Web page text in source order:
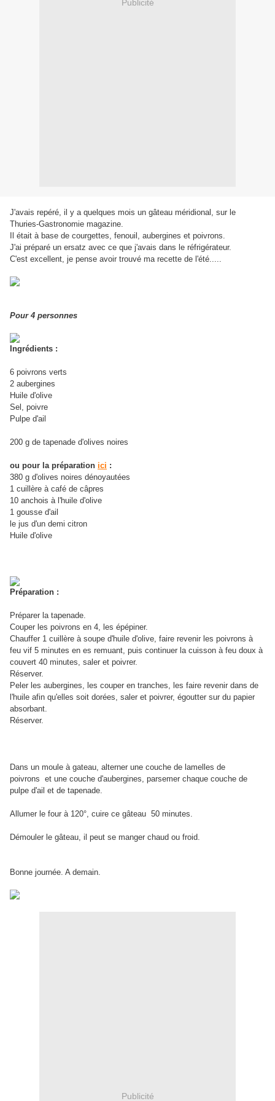
Publicité
J'avais repéré, il y a quelques mois un gâteau méridional, sur le
Thuries-Gastronomie magazine.
Il était à base de courgettes, fenouil, aubergines et poivrons.
J'ai préparé un ersatz avec ce que j'avais dans le réfrigérateur.
C'est excellent, je pense avoir trouvé ma recette de l'été.....
Pour 4 personnes
Ingrédients :
6 poivrons verts
2 aubergines
Huile d'olive
Sel, poivre
Pulpe d'ail
200 g de tapenade d'olives noires
ou pour la préparation ici :
380 g d'olives noires dénoyautées
1 cuillère à café de câpres
10 anchois à l'huile d'olive
1 gousse d'ail
le jus d'un demi citron
Huile d'olive
Préparation :
Préparer la tapenade.
Couper les poivrons en 4, les épépiner.
Chauffer 1 cuillère à soupe d'huile d'olive, faire revenir les poivrons à
feu vif 5 minutes en es remuant, puis continuer la cuisson à feu doux à
couvert 40 minutes, saler et poivrer.
Réserver.
Peler les aubergines, les couper en tranches, les faire revenir dans de
l'huile afin qu'elles soit dorées, saler et poivrer, égoutter sur du papier
absorbant.
Réserver.
Dans un moule à gateau, alterner une couche de lamelles de
poivrons et une couche d'aubergines, parsemer chaque couche de
pulpe d'ail et de tapenade.
Allumer le four à 120°, cuire ce gâteau 50 minutes.
Démouler le gâteau, il peut se manger chaud ou froid.
Bonne journée. A demain.
Publicité